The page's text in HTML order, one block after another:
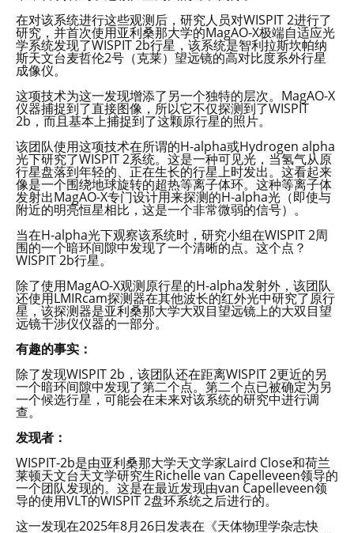
在对该系统进行这些观测后，研究人员对WISPIT 2进行了
研究，并首次使用亚利桑那大学的MagAO-X极端自适应光
学系统发现了WISPIT 2b行星，该系统是智利拉斯坎帕纳
斯天文台麦哲伦2号（克莱）望远镜的高对比度系外行星
成像仪。
这项技术为这一发现增添了另一个独特的层次。MagAO-X
仪器捕捉到了直接图像，所以它不仅探测到了WISPIT
2b，而且基本上捕捉到了这颗原行星的照片。
该团队使用这项技术在所谓的H-alpha或Hydrogen alpha
光下研究了WISPIT 2系统。这是一种可见光，当氢气从原
行星盘落到年轻的、正在生长的行星上时发出。这看起来
像是一个围绕地球旋转的超热等离子体环。这种等离子体
发射出MagAO-X专门设计用来探测的H-alpha光（即使与
附近的明亮恒星相比，这是一个非常微弱的信号）。
当在H-alpha光下观察该系统时，研究小组在WISPIT 2周
围的一个暗环间隙中发现了一个清晰的点。这个点？
WISPIT 2b行星。
除了使用MagAO-X观测原行星的H-alpha发射外，该团队
还使用LMIRcam探测器在其他波长的红外光中研究了原行
星，该探测器是亚利桑那大学大双目望远镜上的大双目望
远镜干涉仪仪器的一部分。
有趣的事实：
除了发现WISPIT 2b，该团队还在距离WISPIT 2更近的另
一个暗环间隙中发现了第二个点。第二个点已被确定为另
一个候选行星，可能会在未来对该系统的研究中进行调
查。
发现者：
WISPIT-2b是由亚利桑那大学天文学家Laird Close和荷兰
莱顿天文台天文学研究生Richelle van Capelleveen领导的
一个团队发现的。这是在最近发现由van Capelleveen领
导的使用VLT的WISPIT 2盘环系统之后进行的。
这一发现在2025年8月26日发表在《天体物理学杂志快